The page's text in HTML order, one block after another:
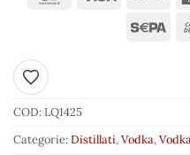
Aggiungi ai preferiti
COD:LQ1425
Categorie:Distillati,Vodka,